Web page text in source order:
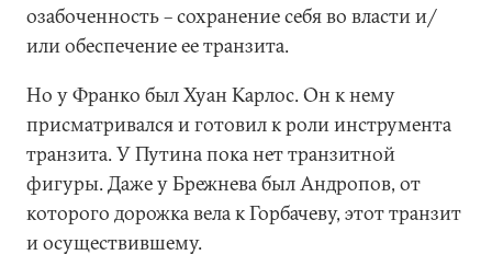
озабоченность – сохранение себя во власти и/
или обеспечение ее транзита.
Но у Франко был Хуан Карлос. Он к нему
присматривался и готовил к роли инструмента
транзита. У Путина пока нет транзитной
фигуры. Даже у Брежнева был Андропов, от
которого дорожка вела к Горбачеву, этот транзит
и осуществившему.